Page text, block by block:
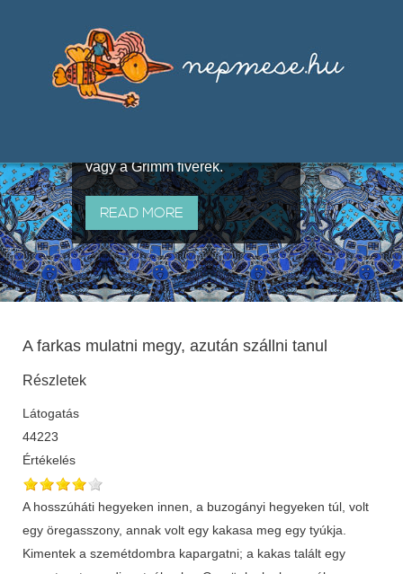
útján terjedő elbeszélésekből,
melyeket olyan ismert gyűjtők
állítottak össze, mint Benedek
vagy a Grimm fivérek.
READ MORE
A farkas mulatni megy, azután szállni tanul
Részletek
Látogatás
44223
Értékelés
A hosszúháti hegyeken innen, a buzogányi hegyeken túl, volt
egy öregasszony, annak volt egy kakasa meg egy tyúkja.
Kimentek a szemétdombra kapargatni; a kakas talált egy